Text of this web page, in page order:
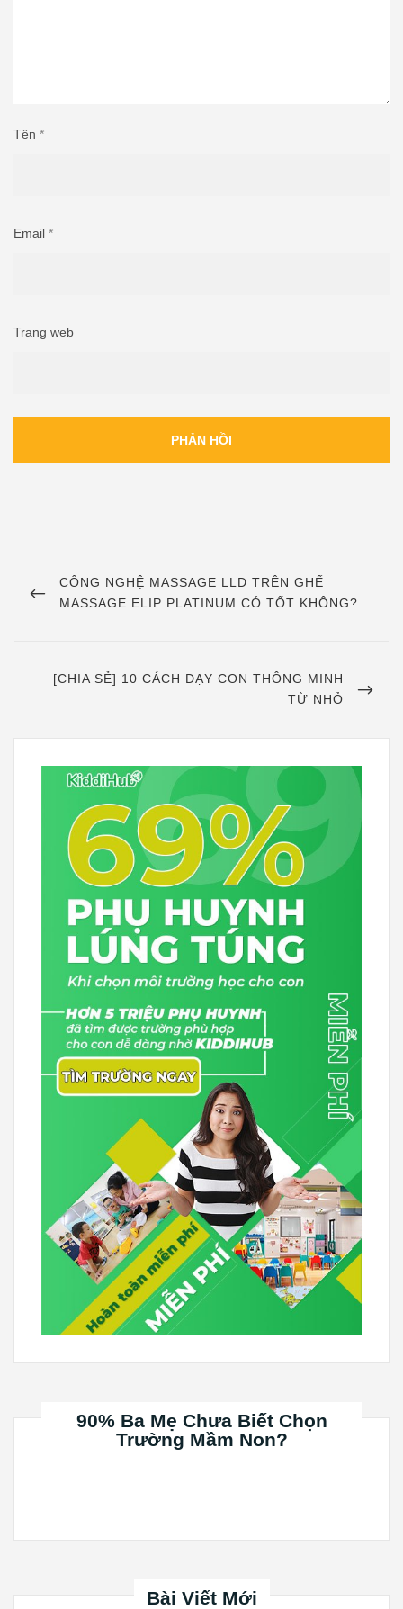
Tên *
Email *
Trang web
hướng
PREVIOUS
POST
CÔNG NGHỆ MASSAGE LLD TRÊN GHẾ
MASSAGE ELIP PLATINUM CÓ TỐT KHÔNG?
NEXT
[CHIA SẺ] 10 CÁCH DẠY CON THÔNG MINH
TỪ NHỎ
90% Ba Mẹ Chưa Biết Chọn
Trường Mầm Non?
Bài Viết Mới